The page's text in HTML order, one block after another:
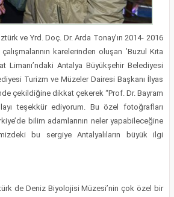
ve Yrd. Doç. Dr. Arda Tonay’ın 2014- 2016
karelerinden oluşan ’Buzul Kıta
Limanı’ndaki Antalya Büyükşehir Belediyesi
Turizm ve Müzeler Dairesi Başkanı İlyas
çekildiğine dikkat çekerek “Prof. Dr. Bayram
teşekkür ediyorum. Bu özel fotoğrafları
bilim adamlarının neler yapabileceğine
bu sergiye Antalyalıların büyük ilgi
de Deniz Biyolojisi Müzesi’nin çok özel bir